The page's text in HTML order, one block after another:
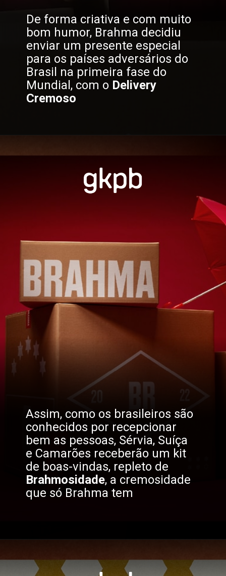
De forma criativa e com muito
bom humor, Brahma decidiu
enviar um presente especial
para os países adversários do
Brasil na primeira fase do
Mundial, com o Delivery
Cremoso
Assim, como os brasileiros são
conhecidos por recepcionar
bem as pessoas, Sérvia, Suíça
e Camarões receberão um kit
Brahmosidade, a cremosidade
que só Brahma tem